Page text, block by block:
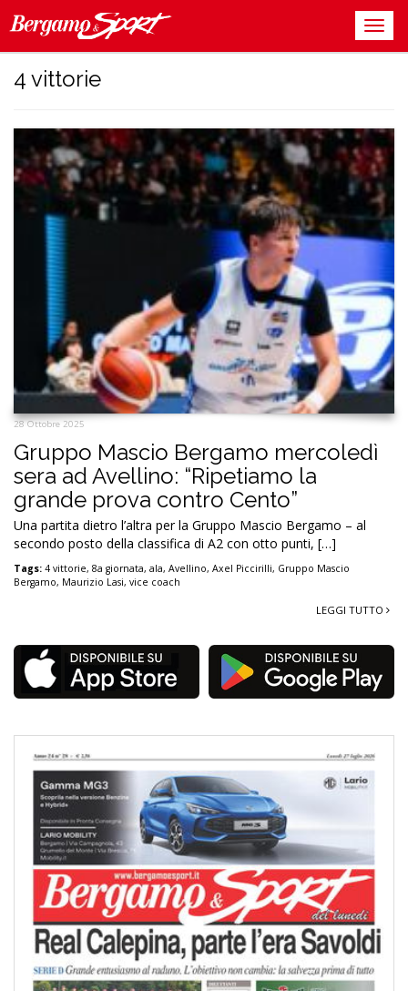
4 vittorie
28 Ottobre 2025
Gruppo Mascio Bergamo mercoledì
sera ad Avellino: “Ripetiamo la
grande prova contro Cento”
Una partita dietro l’altra per la Gruppo Mascio Bergamo – al
secondo posto della classifica di A2 con otto punti, […]
Tags: 4 vittorie, 8a giornata, ala, Avellino, Axel Piccirilli, Gruppo Mascio
Bergamo, Maurizio Lasi, vice coach
LEGGI TUTTO